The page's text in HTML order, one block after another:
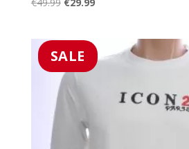
5.00
€49.99.€29.99.
SALE